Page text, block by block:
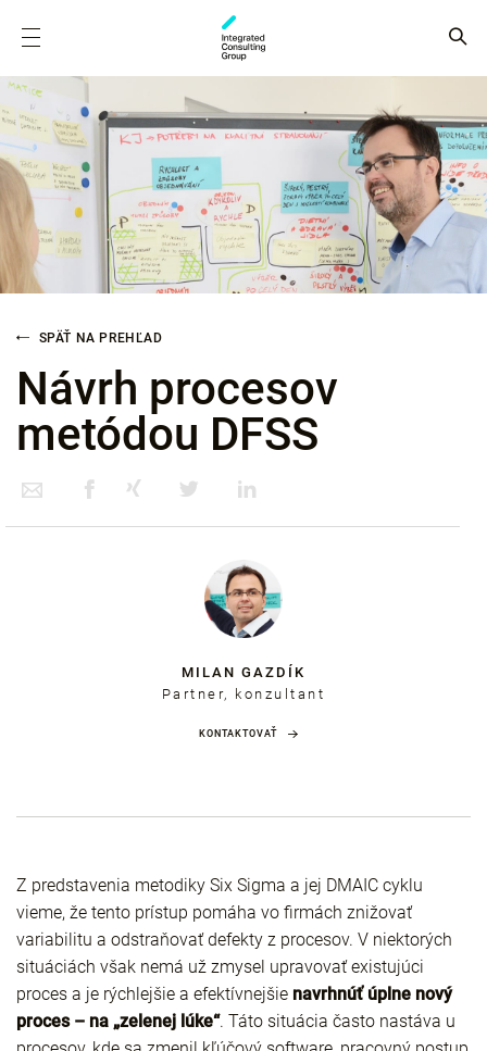
SPÄŤ NA PREHĽAD
Návrh procesov
metódou DFSS
MILAN GAZDÍK
Partner, konzultant
KONTAKTOVAŤ
Z predstavenia metodiky Six Sigma a jej DMAIC cyklu
vieme, že tento prístup pomáha vo firmách znižovať
variabilitu a odstraňovať defekty z procesov. V niektorých
situáciách však nemá už zmysel upravovať existujúci
proces a je rýchlejšie a efektívnejšie navrhnúť úplne nový
proces – na „zelenej lúke“. Táto situácia často nastáva u